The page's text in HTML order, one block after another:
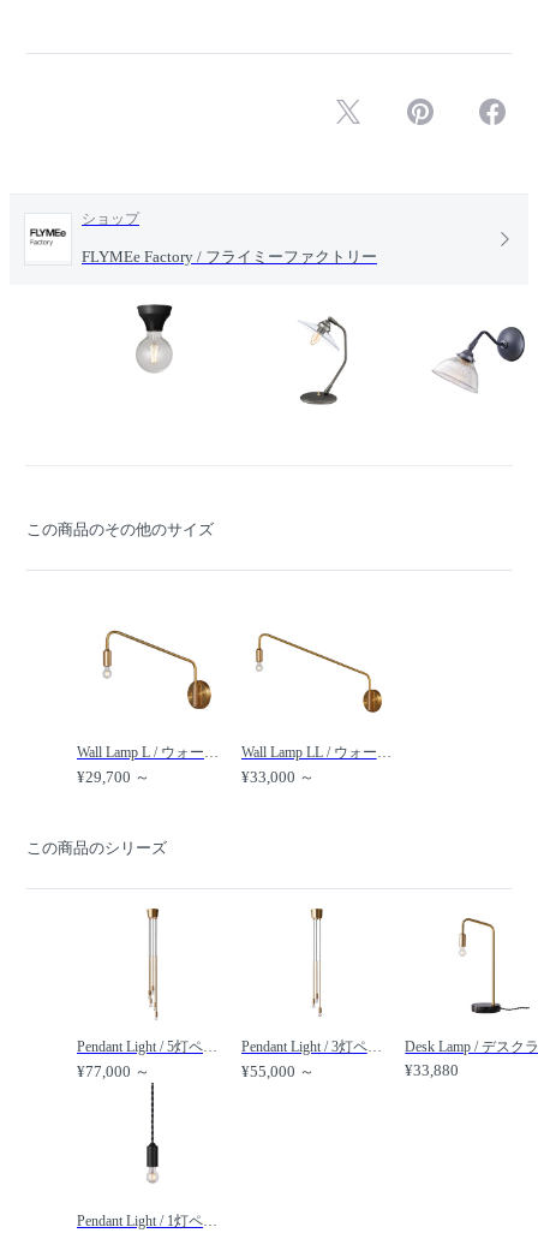
ショップ
FLYMEe Factory / フライミーファクトリー
この商品のその他のサイズ
Wall Lamp L / ウォールランプ L #100229 / FLYMEe Factory / フライミーファクトリー
¥29,700 ～
Wall Lamp LL / ウォールランプ LL #108580 / FLYMEe Factory / フライミーファクトリー
¥33,000 ～
この商品のシリーズ
Pendant Light / 5灯ペンダントライト #100226 / FLYMEe Factory / フライミーファクトリー
¥77,000 ～
Pendant Light / 3灯ペンダントライト #100225 / FLYMEe Factory / フライミーファクトリー
¥55,000 ～ ¥33,880
Pendant Light / 1灯ペンダントライト #108485 / FLYMEe Factory / フライミーファクトリー